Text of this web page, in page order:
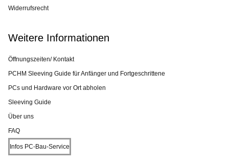
Widerrufsrecht
Weitere Informationen
Öffnungszeiten/ Kontakt
PCHM Sleeving Guide für Anfänger und Fortgeschrittene
PCs und Hardware vor Ort abholen
Sleeving Guide
Über uns
FAQ
Infos PC-Bau-Service